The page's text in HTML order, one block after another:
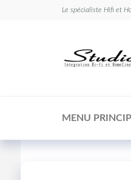
Le spécialiste Hifi et
MENU